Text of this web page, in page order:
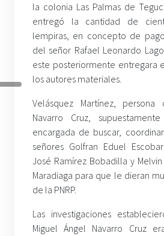
la colonia Las Palmas de
entregó la cantidad de
lempiras, en concepto de
del señor Rafael Leonardo
este posteriormente entregara
los autores materiales.
Velásquez Martínez,
Navarro Cruz,
encargada de buscar,
señores Golfran Eduel
José Ramírez Bobadilla y
Maradiaga para que le dieran
de la PNRP.
Las investigaciones
Miguel Ángel Navarro Cruz